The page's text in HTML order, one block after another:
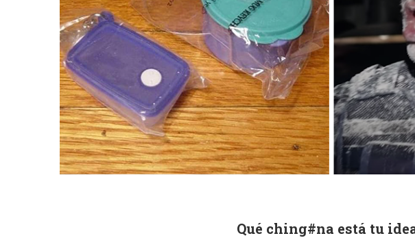
Qué ching#na está tu